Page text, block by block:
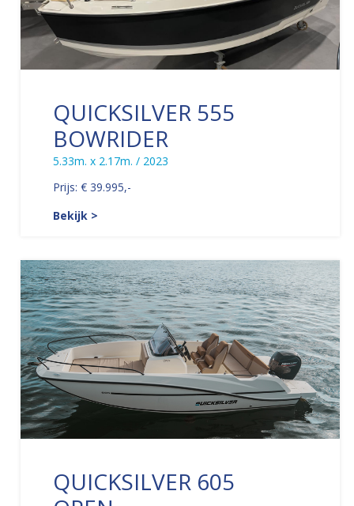
QUICKSILVER 555
BOWRIDER
5.33m. x 2.17m. / 2023
Prijs: € 39.995,-
Bekijk >
QUICKSILVER 605